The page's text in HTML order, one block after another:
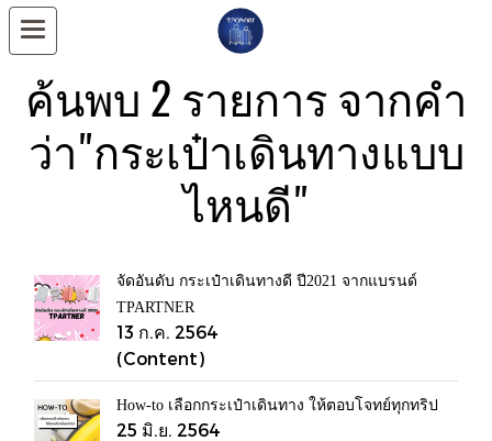
ค้นพบ 2 รายการ จากคำ
ว่า"กระเป๋าเดินทางแบบ
ไหนดี"
จัดอันดับ กระเป๋าเดินทางดี ปี2021 จากแบรนด์
TPARTNER
13 ก.ค. 2564
(Content)
How-to เลือกกระเป๋าเดินทาง ให้ตอบโจทย์ทุกทริป
25 มิ.ย. 2564